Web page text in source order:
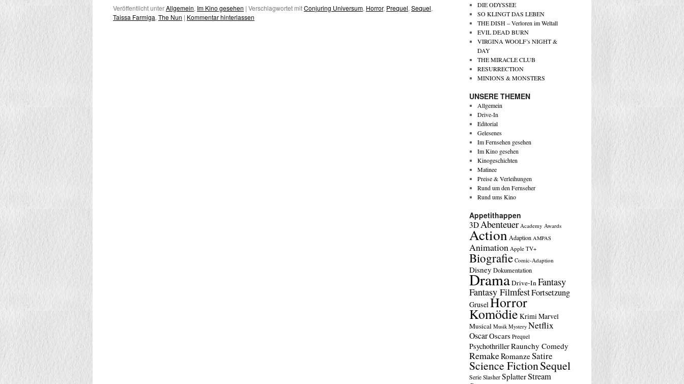
Veröffentlicht unterAllgemein, Im Kino gesehen | Verschlagwortet mitConjuring Universum, Horror, Prequel, Sequel,
Taissa Farmiga, The Nun | Kommentar hinterlassen
DIE ODYSSEE
SO KLINGT DAS LEBEN
THE DISH – Verloren im Weltall
EVIL DEAD BURN
VIRGINA WOOLF’s NIGHT &
DAY
THE MIRACLE CLUB
RESURRECTION
MINIONS & MONSTERS
UNSERE THEMEN
Allgemein
Drive-In
Editorial
Gelesenes
Im Fernsehen gesehen
Im Kino gesehen
Kinogeschichten
Matinee
Preise & Verleihungen
Rund um den Fernseher
Rund ums Kino
Appetithappen
3DAbenteuer Academy Awards
Action Adaption AMPAS
Animation Apple TV+
Biografie Comic-Adaption
Disney Dokumentation
DramaDrive-InFantasy
Fantasy FilmfestFortsetzung
GruselHorror
Komödie KrimiMarvel
Musical Musik Mystery Netflix
OscarOscars Prequel
PsychothrillerRaunchy Comedy
RemakeRomanzeSatire
Science FictionSequel
Serie Slasher SplatterStream